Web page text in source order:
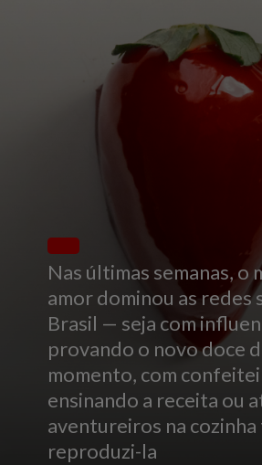
Nas últimas semanas, o
amor dominou as redes
Brasil — seja com
provando o novo doce
momento, com
ensinando a receita ou
aventureiros na
reproduzi-la